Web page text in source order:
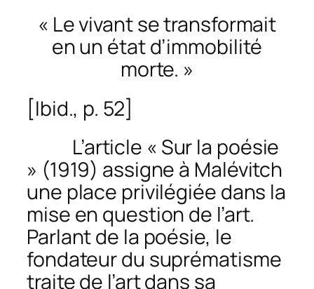
« Le vivant se transformait
en un état d’immobilité
morte. »
[Ibid., p. 52]
L’article « Sur la poésie
» (1919) assigne à Malévitch
une place privilégiée dans la
mise en question de l’art.
Parlant de la poésie, le
fondateur du suprématisme
traite de l’art dans sa